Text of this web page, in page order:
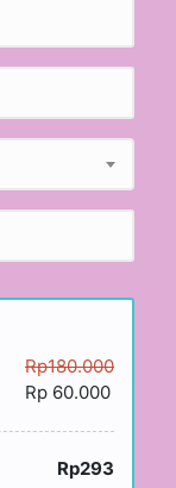
Rp180.000
Rp 60.000
Rp293